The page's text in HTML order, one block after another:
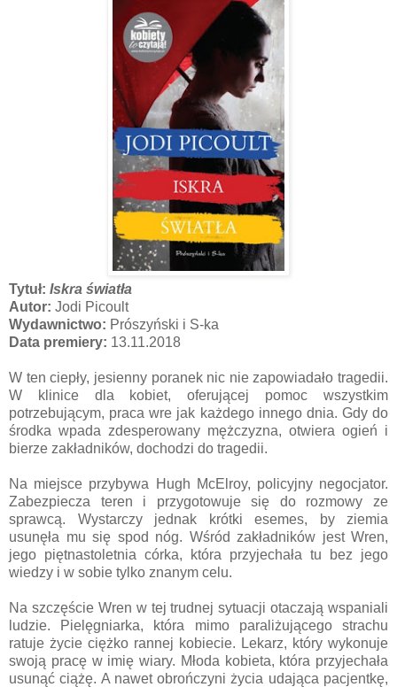
Tytuł: Iskra światła
Autor: Jodi Picoult
Wydawnictwo: Prószyński i S-ka
Data premiery: 13.11.2018
W ten ciepły, jesienny poranek nic nie zapowiadało tragedii.
W klinice dla kobiet, oferującej pomoc wszystkim
potrzebującym, praca wre jak każdego innego dnia. Gdy do
środka wpada zdesperowany mężczyzna, otwiera ogień i
bierze zakładników, dochodzi do tragedii.
Na miejsce przybywa Hugh McElroy, policyjny negocjator.
Zabezpiecza teren i przygotowuje się do rozmowy ze
sprawcą. Wystarczy jednak krótki esemes, by ziemia
usunęła mu się spod nóg. Wśród zakładników jest Wren,
jego piętnastoletnia córka, która przyjechała tu bez jego
wiedzy i w sobie tylko znanym celu.
Na szczęście Wren w tej trudnej sytuacji otaczają wspaniali
ludzie. Pielęgniarka, która mimo paraliżującego strachu
ratuje życie ciężko rannej kobiecie. Lekarz, który wykonuje
swoją pracę w imię wiary. Młoda kobieta, która przyjechała
usunąć ciążę. A nawet obrończyni życia udająca pacjentkę,